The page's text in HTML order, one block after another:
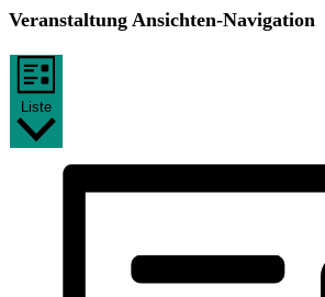
Veranstaltung Ansichten-Navigation
Liste